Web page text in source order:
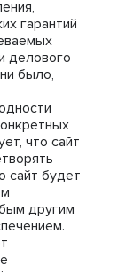
гарантий
делового
было,
что сайт
сайт будет
другим